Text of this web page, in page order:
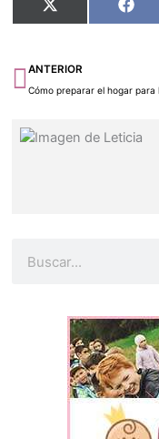
Compartir
en
X
(Twitter) en
Ant
ANTERIOR